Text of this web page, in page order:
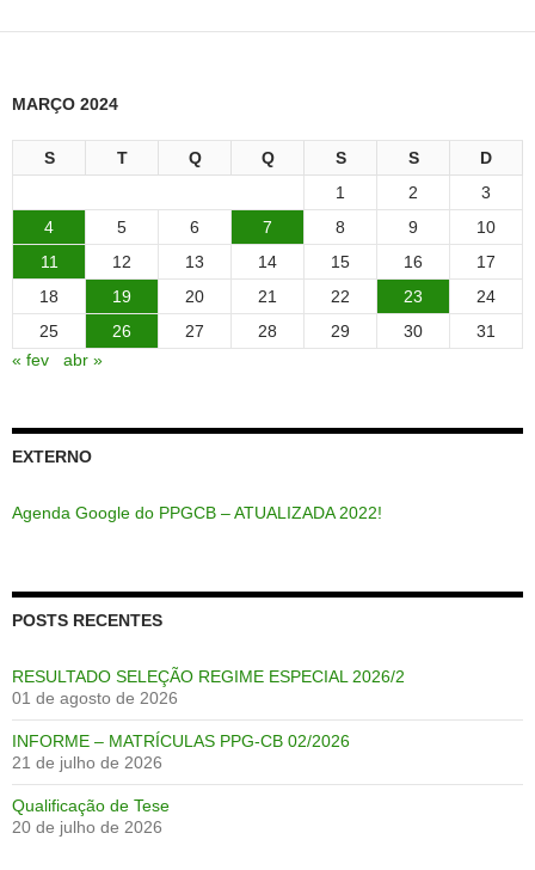
MARÇO 2024
S T Q Q S S
D
1
2
3
4
5 6 7 8 9
10
11
12 13 14 15 16
17
18
19 20 21 22 23
24
25
26 27 28 29 30
31
« fev
abr »
EXTERNO
Agenda Google do PPGCB – ATUALIZADA 2022!
POSTS RECENTES
RESULTADO SELEÇÃO REGIME ESPECIAL 2026/2
01 de agosto de 2026
INFORME – MATRÍCULAS PPG-CB 02/2026
21 de julho de 2026
Qualificação de Tese
20 de julho de 2026